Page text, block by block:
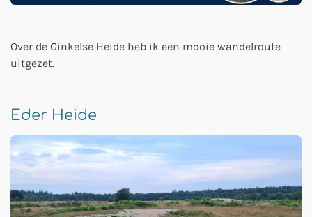
Over de Ginkelse Heide heb ik een mooie wandelroute
uitgezet.
Eder Heide